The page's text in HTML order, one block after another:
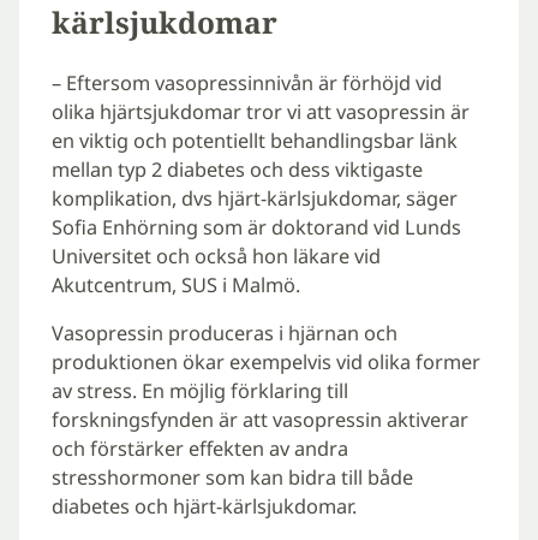
kärlsjukdomar
– Eftersom vasopressinnivån är förhöjd vid
olika hjärtsjukdomar tror vi att vasopressin är
en viktig och potentiellt behandlingsbar länk
mellan typ 2 diabetes och dess viktigaste
komplikation, dvs hjärt-kärlsjukdomar, säger
Sofia Enhörning som är doktorand vid Lunds
Universitet och också hon läkare vid
Akutcentrum, SUS i Malmö.
Vasopressin produceras i hjärnan och
produktionen ökar exempelvis vid olika former
av stress. En möjlig förklaring till
forskningsfynden är att vasopressin aktiverar
och förstärker effekten av andra
stresshormoner som kan bidra till både
diabetes och hjärt-kärlsjukdomar.